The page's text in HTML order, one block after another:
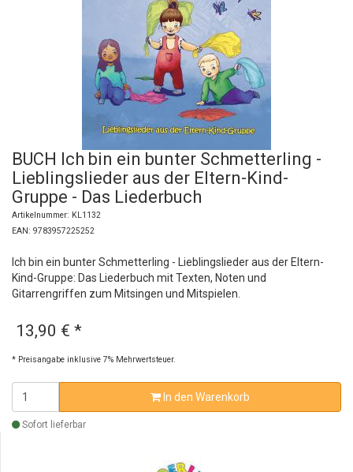
BUCH Ich bin ein bunter Schmetterling -
Lieblingslieder aus der Eltern-Kind-
Gruppe - Das Liederbuch
Artikelnummer: KL1132
EAN: 9783957225252
Ich bin ein bunter Schmetterling - Lieblingslieder aus der Eltern-
Kind-Gruppe: Das Liederbuch mit Texten, Noten und
Gitarrengriffen zum Mitsingen und Mitspielen.
13,90 € *
* Preisangabe inklusive 7% Mehrwertsteuer.
In den Warenkorb
Sofort lieferbar